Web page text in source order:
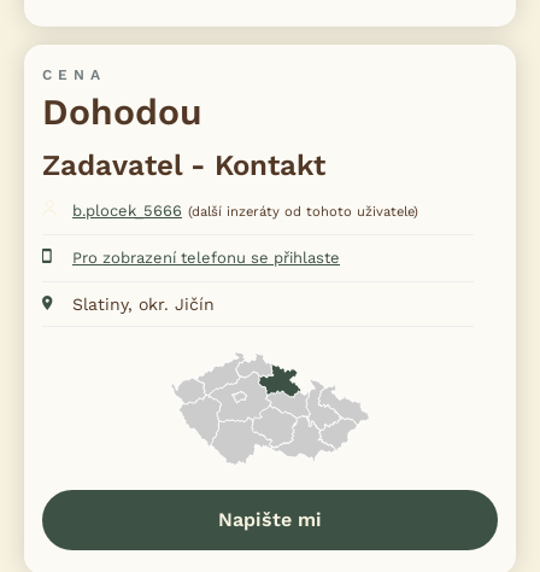
CENA
Dohodou
Zadavatel - Kontakt
b.plocek_5666 (další inzeráty od tohoto uživatele)
Pro zobrazení telefonu se přihlaste
Slatiny, okr. Jičín
Napište mi